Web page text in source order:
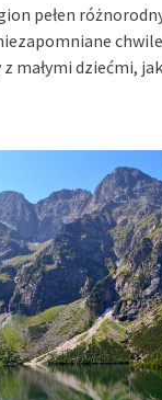
pełen
chwile
małymi dziećmi,